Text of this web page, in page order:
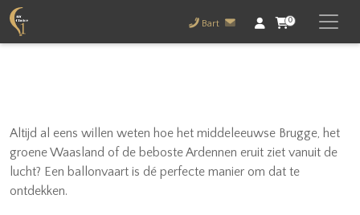
Bart 0
Altijd al eens willen weten hoe het middeleeuwse Brugge, het
groene Waasland of de beboste Ardennen eruit ziet vanuit de
lucht? Een ballonvaart is dé perfecte manier om dat te
ontdekken.